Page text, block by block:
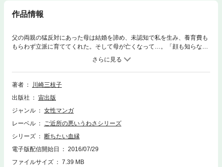
作品情報
父の両親の猛反対にあった母は結婚を諦め、未認知で私を生み、養育費も
もらわず立派に育ててくれた。そして母が亡くなって…。「顔も知らない
人の面倒を血の繋がりだけで何で私が！？」
著者
川崎三枝子
出版社
宙出版
ジャンル
女性マンガ
レーベル
ご近所の悪いうわさシリーズ
シリーズ
断ちたい血縁
電子版配信開始日
2016/07/29
ファイルサイズ
7.39 MB